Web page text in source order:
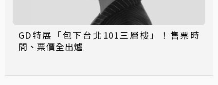
GD特展「包下台北101三層樓」！售票時
間、票價全出爐